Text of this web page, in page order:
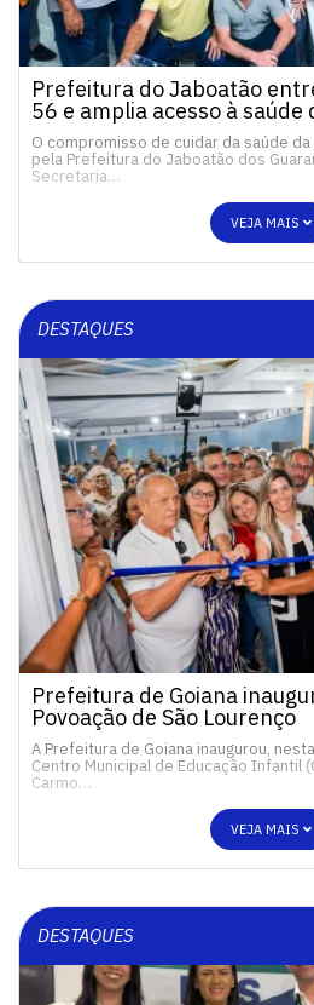
Prefeitura do Jaboatão
56 e amplia acesso à saúde
O compromisso de cuidar da saúde
pela Prefeitura do Jaboatão dos
Secretaria…
VEJA MAIS
DESTAQUES
Prefeitura de Goiana
Povoação de São Lourenço
A Prefeitura de Goiana inaugurou,
Centro Municipal de Educação Infantil
Carmo…
VEJA MAIS
DESTAQUES